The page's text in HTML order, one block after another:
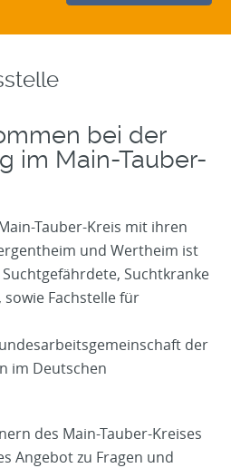
bei der
im Main-Tauber-
Tauber-Kreis mit ihren
und Wertheim ist
Suchtkranke
Fachstelle für
der
im Deutschen
des Main-Tauber-Kreises
Angebot zu Fragen und